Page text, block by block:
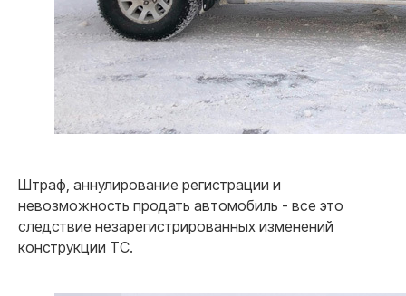
Штраф, аннулирование регистрации и
невозможность продать автомобиль - все это
следствие незарегистрированных изменений
конструкции ТС.